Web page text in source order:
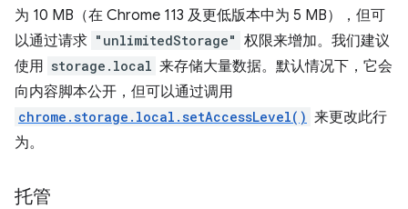
为 10 MB（在 Chrome 113 及更低版本中为 5 MB），但可
以通过请求 "unlimitedStorage" 权限来增加。我们建议
使用 storage.local 来存储大量数据。默认情况下，它会
向内容脚本公开，但可以通过调用
chrome.storage.local.setAccessLevel() 来更改此行
为。
托管